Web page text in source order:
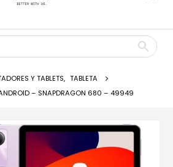
Y TABLETS, TABLETA
– SNAPDRAGON 680 – 49949